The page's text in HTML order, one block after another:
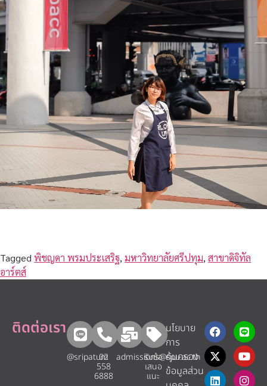
Tagged พิชญดา พรมประเสริฐ,มหาวิทยาลัยศรีปทุม,สาขาดิจิทัล
อาร์ตส์
ติดต่อเรา
@sripatum
02
558
6888
admissions@spu.ac.th
รับข้อ
เสนอ
แนะ​
นโยบาย
การ
คุ้มครอง
ข้อมูลส่วน